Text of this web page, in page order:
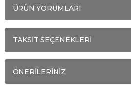
ÜRÜN YORUMLARI
TAKSİT SEÇENEKLERİ
ÖNERİLERİNİZ